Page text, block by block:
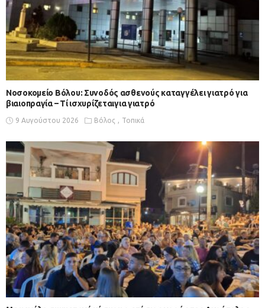
Νοσοκομείο Βόλου: Συνοδός ασθενούς καταγγέλει γιατρό για
βιαιοπραγία – Τί ισχυρίζεταιγια γιατρό
9 Αυγούστου 2026 Βόλος Τοπικά